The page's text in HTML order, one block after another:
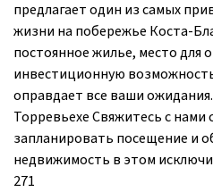
предлагает один из самых
жизни на побережье Коста-
постоянное жилье, место для
инвестиционную
оправдает все ваши
Торревьехе Свяжитесь с нами
запланировать посещение и
недвижимость в этом
271